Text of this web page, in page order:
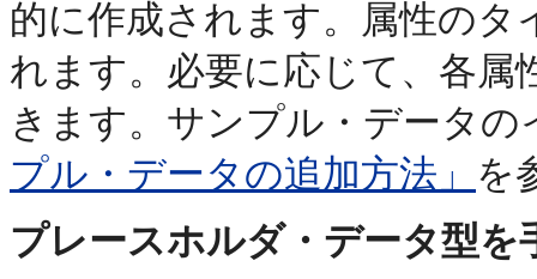
的に作成されます。属性のタ
れます。必要に応じて、各
きます。サンプル・データ
プル・データの追加方法」 を
プレースホルダ・データ型を